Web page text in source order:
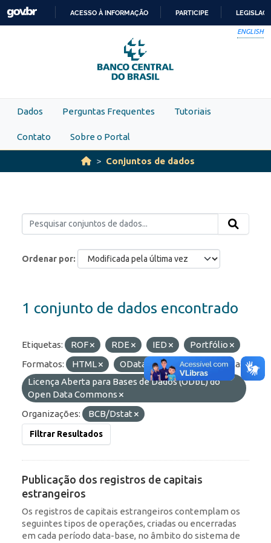
Skip to main content
PARA
O
CONTEÚDO
ACESSO À INFORMAÇÃO PARTICIPE
ENGLISH
Dados Perguntas Frequentes Tutoriais
Contato Sobre o Portal
Conjuntos de dados
Ordenar por
1 conjunto de dados encontrado
Etiquetas: ROF RDE IED
Portfólio
Formatos:
HTML OData JSON
Licenças:
Licença Aberta para Bases de Dados (ODbL) do
Open Data Commons
Organizações:
BCB/Dstat
Filtrar Resultados
Publicação dos registros de capitais
estrangeiros
Os registros de capitais estrangeiros contemplam os
seguintes tipos de operações, criadas ou encerradas
em cada período data-base, no âmbito do sistema de